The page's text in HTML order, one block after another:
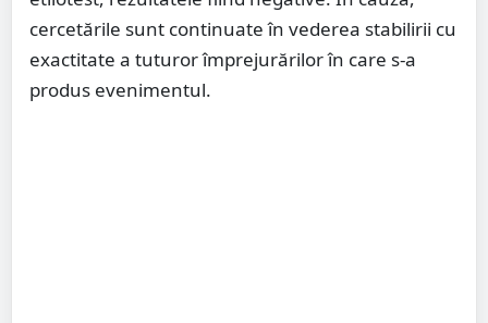
cercetările sunt continuate în vederea stabilirii cu
exactitate a tuturor împrejurărilor în care s-a
produs evenimentul.